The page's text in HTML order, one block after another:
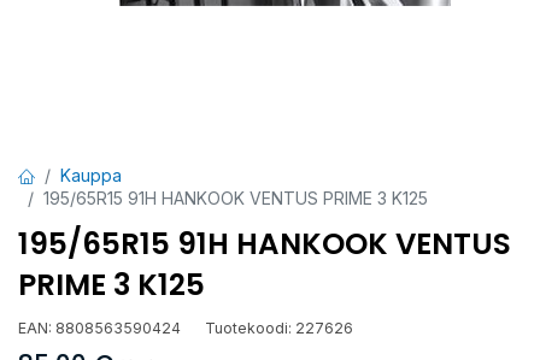
Kauppa
195/65R15 91H HANKOOK VENTUS PRIME 3 K125
195/65R15 91H HANKOOK VENTUS
PRIME 3 K125
EAN: 8808563590424 Tuotekoodi: 227626